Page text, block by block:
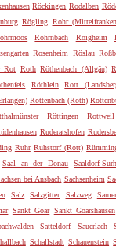
Röckingen Rodalben
Rögling Rohr
Röhrnbach Roigheim
Rosenheim Röslau
Rot Roth Röthenbach (Allgäu)
Röthlein Rott
Röttenbach (Roth)
Röttingen Rottweil
Ruderatshofen
Ruhr Ruhstorf (Rott)
Saal an der Donau Saaldorf-
bei Ansbach Sachsenheim
Salz Salzgitter Salzweg
Sankt Goar Sankt Goarshausen
Satteldorf Sauerlach
Schallstadt Schauenstein